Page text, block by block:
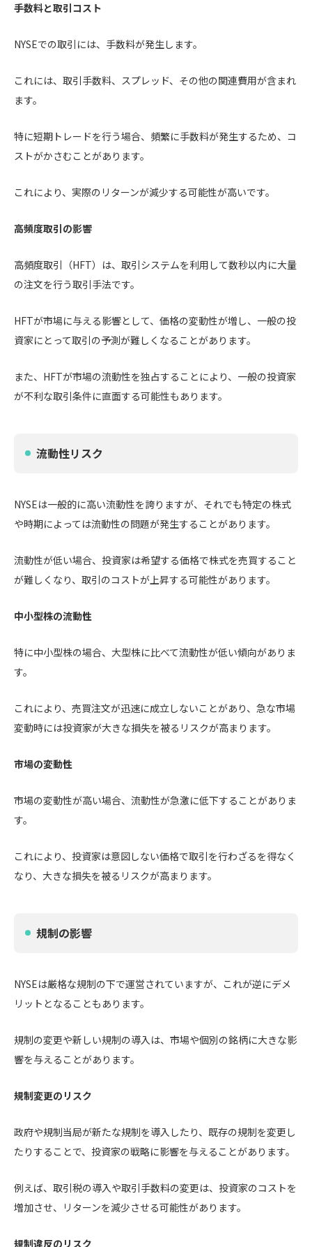
手数料と取引コスト
NYSEでの取引には、手数料が発生します。
これには、取引手数料、スプレッド、その他の関連費用が含まれ
ます。
特に短期トレードを行う場合、頻繁に手数料が発生するため、コ
ストがかさむことがあります。
これにより、実際のリターンが減少する可能性が高いです。
高頻度取引の影響
高頻度取引（HFT）は、取引システムを利用して数秒以内に大量
の注文を行う取引手法です。
HFTが市場に与える影響として、価格の変動性が増し、一般の投
資家にとって取引の予測が難しくなることがあります。
また、HFTが市場の流動性を独占することにより、一般の投資家
が不利な取引条件に直面する可能性もあります。
流動性リスク
NYSEは一般的に高い流動性を誇りますが、それでも特定の株式
や時期によっては流動性の問題が発生することがあります。
流動性が低い場合、投資家は希望する価格で株式を売買すること
が難しくなり、取引のコストが上昇する可能性があります。
中小型株の流動性
特に中小型株の場合、大型株に比べて流動性が低い傾向がありま
す。
これにより、売買注文が迅速に成立しないことがあり、急な市場
変動時には投資家が大きな損失を被るリスクが高まります。
市場の変動性
市場の変動性が高い場合、流動性が急激に低下することがありま
す。
これにより、投資家は意図しない価格で取引を行わざるを得なく
なり、大きな損失を被るリスクが高まります。
規制の影響
NYSEは厳格な規制の下で運営されていますが、これが逆にデメ
リットとなることもあります。
規制の変更や新しい規制の導入は、市場や個別の銘柄に大きな影
響を与えることがあります。
規制変更のリスク
政府や規制当局が新たな規制を導入したり、既存の規制を変更し
たりすることで、投資家の戦略に影響を与えることがあります。
例えば、取引税の導入や取引手数料の変更は、投資家のコストを
増加させ、リターンを減少させる可能性があります。
規制違反のリスク